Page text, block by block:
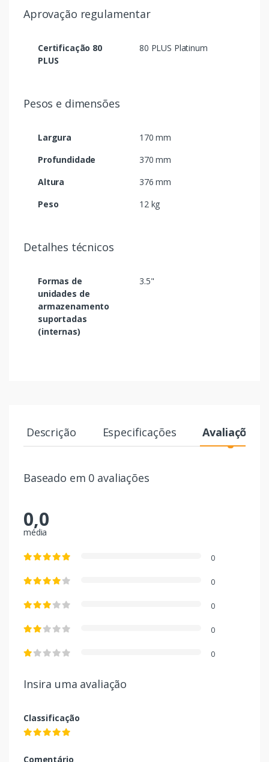
Aprovação regulamentar
Certificação 80
PLUS
80 PLUS Platinum
Pesos e dimensões
Largura
170 mm
Profundidade
370 mm
Altura
376 mm
Peso
12 kg
Detalhes técnicos
Formas de
unidades de
armazenamento
suportadas
(internas)
3.5"
Descrição Especificações Avaliações
Baseado em 0 avaliações
0,0
média
0
0
0
0
0
Insira uma avaliação
Classificação
Comentário